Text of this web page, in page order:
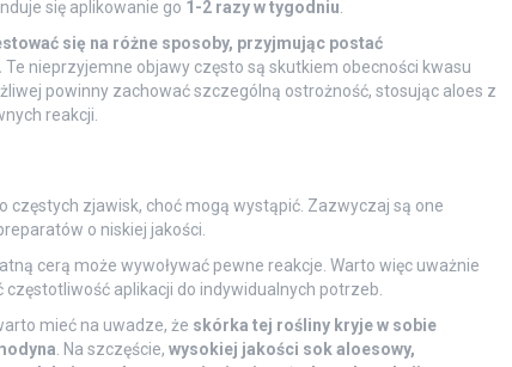
się aplikowanie go 1-2 razy w tygodniu
się na różne sposoby, przyjmując postać
Te nieprzyjemne objawy często są skutkiem obecności kwasu
powinny zachować szczególną ostrożność, stosując aloes z
reakcji.
częstych zjawisk, choć mogą wystąpić. Zazwyczaj są one
o niskiej jakości.
cerą może wywoływać pewne reakcje. Warto więc uważnie
aplikacji do indywidualnych potrzeb.
mieć na uwadze, że skórka tej rośliny kryje w sobie
. Na szczęście, wysokiej jakości sok aloesowy,